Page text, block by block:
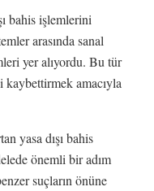
bahis işlemlerini
arasında sanal
yer alıyordu. Bu tür
kaybettirmek amacıyla
yasa dışı bahis
önemli bir adım
suçların önüne